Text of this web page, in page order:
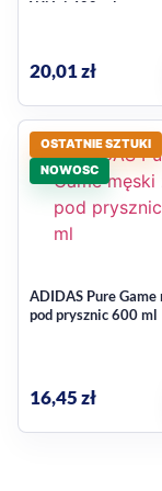
żel pod prysznic
Komfort
Formuła została
odpowiednia
rutynę mycia, bez
naciskiem na
Wybór
stylem
Wiśni 400 ml
20,01zł
OSTATNIE SZTUKI
NOWOSC
ADIDAS Pure Game
pod prysznic 600 ml
16,45zł